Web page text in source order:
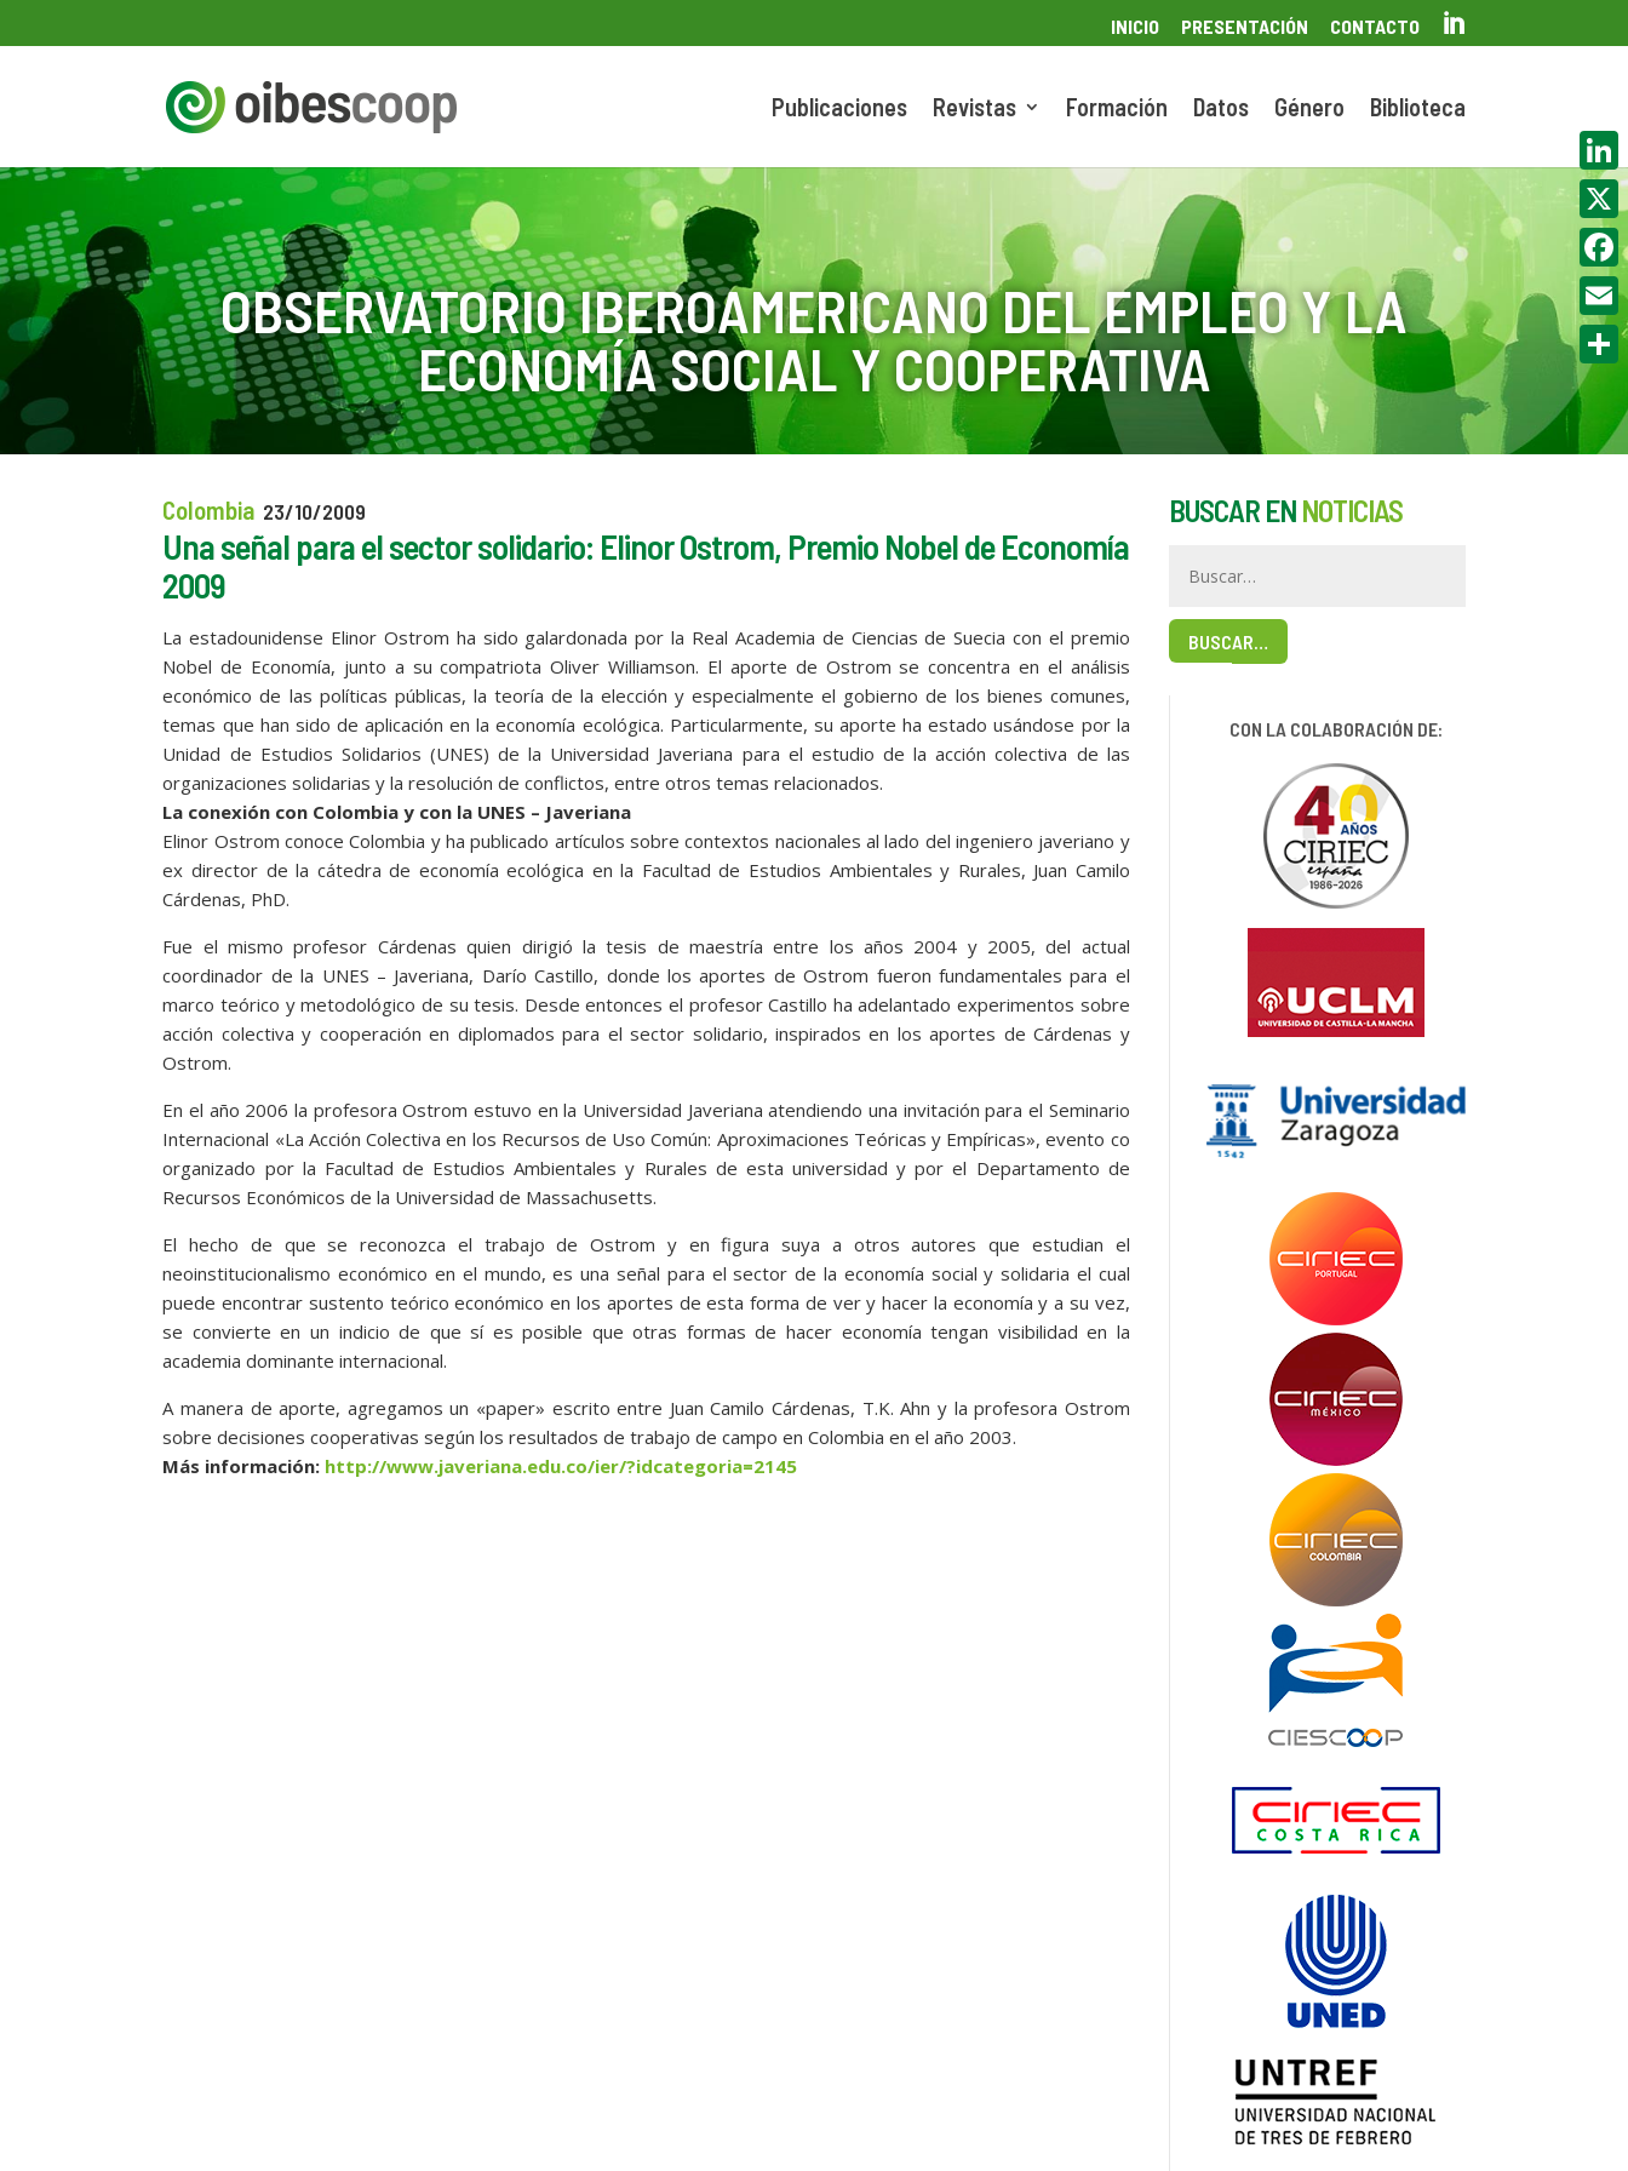
INICIO PRESENTACIÓN CONTACTO 
Publicaciones Revistas Formación Datos Género Biblioteca
OBSERVATORIO IBEROAMERICANO DEL EMPLEO Y LA
ECONOMÍA SOCIAL Y COOPERATIVA
Colombia 23/10/2009
Una señal para el sector solidario: Elinor Ostrom, Premio Nobel de Economía
2009
La estadounidense Elinor Ostrom ha sido galardonada por la Real Academia de Ciencias de Suecia con el premio
Nobel de Economía, junto a su compatriota Oliver Williamson. El aporte de Ostrom se concentra en el análisis
económico de las políticas públicas, la teoría de la elección y especialmente el gobierno de los bienes comunes,
temas que han sido de aplicación en la economía ecológica. Particularmente, su aporte ha estado usándose por la
Unidad de Estudios Solidarios (UNES) de la Universidad Javeriana para el estudio de la acción colectiva de las
organizaciones solidarias y la resolución de conflictos, entre otros temas relacionados.
La conexión con Colombia y con la UNES – Javeriana
Elinor Ostrom conoce Colombia y ha publicado artículos sobre contextos nacionales al lado del ingeniero javeriano y
ex director de la cátedra de economía ecológica en la Facultad de Estudios Ambientales y Rurales, Juan Camilo
Cárdenas, PhD.
Fue el mismo profesor Cárdenas quien dirigió la tesis de maestría entre los años 2004 y 2005, del actual
coordinador de la UNES – Javeriana, Darío Castillo, donde los aportes de Ostrom fueron fundamentales para el
marco teórico y metodológico de su tesis. Desde entonces el profesor Castillo ha adelantado experimentos sobre
acción colectiva y cooperación en diplomados para el sector solidario, inspirados en los aportes de Cárdenas y
Ostrom.
En el año 2006 la profesora Ostrom estuvo en la Universidad Javeriana atendiendo una invitación para el Seminario
Internacional «La Acción Colectiva en los Recursos de Uso Común: Aproximaciones Teóricas y Empíricas», evento co
organizado por la Facultad de Estudios Ambientales y Rurales de esta universidad y por el Departamento de
Recursos Económicos de la Universidad de Massachusetts.
El hecho de que se reconozca el trabajo de Ostrom y en figura suya a otros autores que estudian el
neoinstitucionalismo económico en el mundo, es una señal para el sector de la economía social y solidaria el cual
puede encontrar sustento teórico económico en los aportes de esta forma de ver y hacer la economía y a su vez,
se convierte en un indicio de que sí es posible que otras formas de hacer economía tengan visibilidad en la
academia dominante internacional.
A manera de aporte, agregamos un «paper» escrito entre Juan Camilo Cárdenas, T.K. Ahn y la profesora Ostrom
sobre decisiones cooperativas según los resultados de trabajo de campo en Colombia en el año 2003.
Más información: http://www.javeriana.edu.co/ier/?idcategoria=2145
BUSCAR EN NOTICIAS
BUSCAR…
CON LA COLABORACIÓN DE:
X
Email